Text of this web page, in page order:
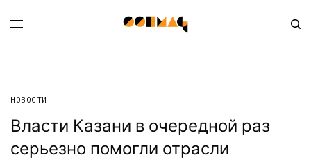
НОВОСТИ
Власти Казани в очередной раз
серьезно помогли отрасли